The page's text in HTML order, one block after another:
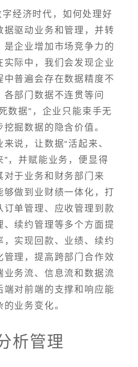
经济时代，如何处理好
据驱动业务和管理，并转
是企业增加市场竞争力的
实际中，我们会发现企业
中普遍会存在数据精度不
各部门数据不连贯等问
数据”，企业只能束手无
掘数据的隐含价值。
说，让数据“活起来、
”，并赋能业务，便显得
对于业务和财务部门来
够做到业财绩一体化，打
订单管理、应收管理到款
、续约管理等多个方面提
，实现回款、业绩、续约
管理，提高跨部门合作效
业务流、信息流和数据流
端对前端的支撑和响应能
业务变化。
析管理